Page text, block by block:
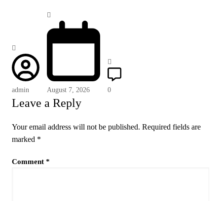
admin August 7, 2026 0
Leave a Reply
Your email address will not be published. Required fields are
marked *
Comment *